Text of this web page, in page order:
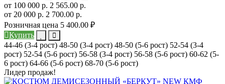
от 100 000 р. 2 565.00 р.
от 20 000 р. 2 700.00 р.
Розничная цена 5 400.00 ₽
Купить
44-46 (3-4 рост) 48-50 (3-4 рост) 48-50 (5-6 рост) 52-54 (3-4
рост) 52-54 (5-6 рост) 56-58 (3-4 рост) 56-58 (5-6 рост) 60-62 (5-
6 рост) 64-66 (5-6 рост) 68-70 (5-6 рост)
Лидер продаж!